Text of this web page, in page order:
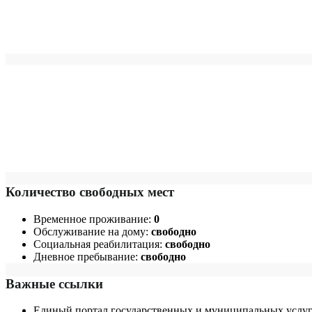
Количество свободных мест
Временное проживание: 0
Обслуживание на дому: свободно
Социальная реабилитация: свободно
Дневное пребывание: свободно
Важные ссылки